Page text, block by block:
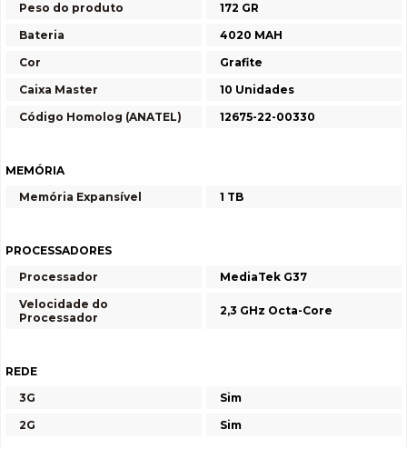
Peso do produto
172 GR
Bateria
4020 MAH
Cor
Grafite
Caixa Master
10 Unidades
Código Homolog (ANATEL)
12675-22-00330
MEMÓRIA
Memória Expansível
1 TB
PROCESSADORES
Processador
MediaTek G37
Velocidade do
Processador
2,3 GHz Octa-Core
REDE
3G
Sim
2G
Sim